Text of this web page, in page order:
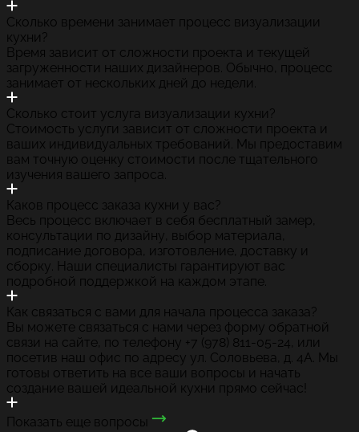
Сколько времени занимает процесс визуализации
кухни?
Время зависит от сложности проекта и текущей
загруженности наших дизайнеров. Обычно, процесс
занимает от нескольких дней до недели.
Сколько стоит услуга визуализации кухни?
Стоимость услуги зависит от сложности проекта и
ваших индивидуальных требований. Мы предоставим
вам точную оценку стоимости после тщательного
изучения вашего запроса.
Каков процесс заказа кухни у вас?
Весь процесс включает в себя бесплатный замер,
консультации по дизайну, выбор материала,
подписание договора, изготовление, доставку и
сборку. Наши специалисты гарантируют вас
подробной поддержкой на каждом этапе.
Как связаться с вами для начала процесса заказа?
Вы можете связаться с нами через форму обратной
связи на сайте, по телефону +7 (978) 811-05-24, или
посетив наш офис по адресу ул. Соловьева, д. 4А. Мы
готовы ответить на все ваши вопросы и начать
создание вашей идеальной кухни прямо сейчас!
Показать еще вопросы